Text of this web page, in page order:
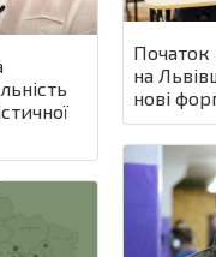
Початок
на
нові